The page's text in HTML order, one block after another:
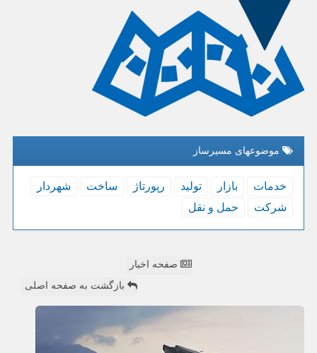
موضوعهای مسیرساز
خدمات بازار تولید رپورتاژ ساخت
شهردار
شركت
حمل و نقل
صفحه اخبار
بازگشت به صفحه اصلی